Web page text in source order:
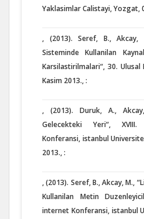
Yaklasimlar Calistayi, Yozgat,
, (2013). Seref, B., Akcay,
Sisteminde Kullanilan
Karsilastirilmalari“, 30.
Kasim 2013., :
, (2013). Duruk, A.,
Gelecekteki Yeri“, XVIII.
Konferansi, istanbul
2013., :
, (2013). Seref, B., Akcay, M.,
Kullanilan Metin
internet Konferansi, istanbul